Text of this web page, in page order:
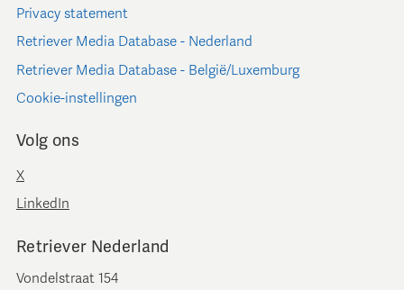
Privacy statement
Retriever Media Database - Nederland
Retriever Media Database - België/Luxemburg
Cookie-instellingen
Volg ons
X
LinkedIn
Retriever Nederland
Vondelstraat 154